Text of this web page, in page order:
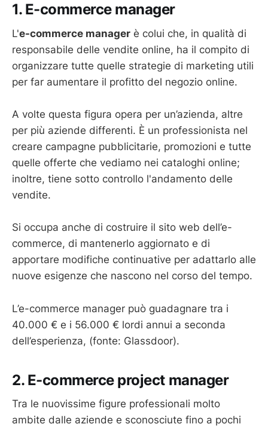
1. E-commerce manager
L'e-commerce manager è colui che, in qualità di
responsabile delle vendite online, ha il compito di
organizzare tutte quelle strategie di marketing utili
per far aumentare il profitto del negozio online.
A volte questa figura opera per un’azienda, altre
per più aziende differenti. È un professionista nel
creare campagne pubblicitarie, promozioni e tutte
quelle offerte che vediamo nei cataloghi online;
inoltre, tiene sotto controllo l'andamento delle
vendite.
Si occupa anche di costruire il sito web dell’e-
commerce, di mantenerlo aggiornato e di
apportare modifiche continuative per adattarlo alle
nuove esigenze che nascono nel corso del tempo.
L’e-commerce manager può guadagnare tra i
40.000 € e i 56.000 € lordi annui a seconda
dell’esperienza, (fonte: Glassdoor).
2. E-commerce project manager
Tra le nuovissime figure professionali molto
ambite dalle aziende e sconosciute fino a pochi